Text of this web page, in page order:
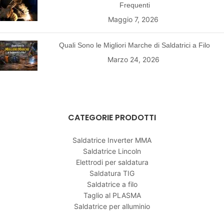
Frequenti
Maggio 7, 2026
Quali Sono le Migliori Marche di Saldatrici a Filo
Marzo 24, 2026
CATEGORIE PRODOTTI
Saldatrice Inverter MMA
Saldatrice Lincoln
Elettrodi per saldatura
Saldatura TIG
Saldatrice a filo
Taglio al PLASMA
Saldatrice per alluminio